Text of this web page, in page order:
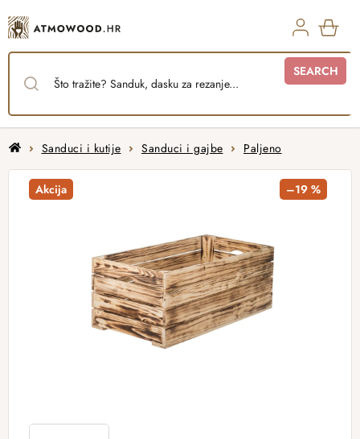
to
content
SEARCH
HomeSanduci i kutije Sanduci i gajbe Paljeno
Akcija –19 %